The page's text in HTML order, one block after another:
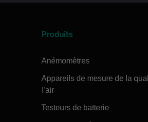
Produits
Anémomètres
Appareils de mesure de la
l’air
Testeurs de batterie